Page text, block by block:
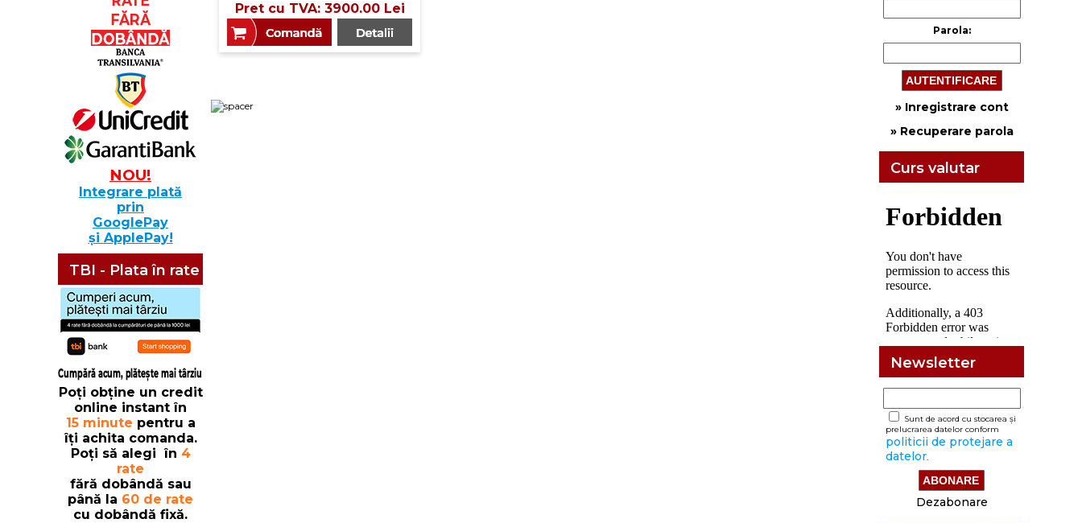
NOU!
Integrare plată
prin
GooglePay
și ApplePay!
TBI - Plata în rate
Poți obține un credit
online instant în
15 minute pentru a
îți achita comanda.
Poți să alegi în 4
rate
fără dobândă sau
până la 60 de rate
cu dobândă fixă.
Parola:
» Inregistrare cont
» Recuperare parola
Curs valutar
Newsletter
Sunt de acord cu stocarea și
prelucrarea datelor conform
politicii de protejare a
datelor.
Dezabonare
Pret cu TVA: 3900.00 Lei